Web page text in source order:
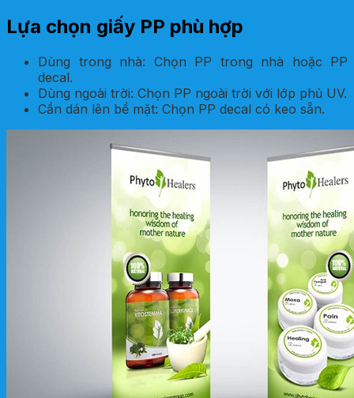
Lựa chọn giấy PP phù hợp
Dùng trong nhà: Chọn PP trong nhà hoặc PP
decal.
Dùng ngoài trời: Chọn PP ngoài trời với lớp phủ UV.
Cần dán lên bề mặt: Chọn PP decal có keo sẵn.